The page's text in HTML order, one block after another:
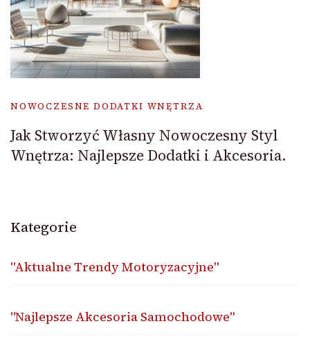
NOWOCZESNE DODATKI WNĘTRZA
Jak Stworzyć Własny Nowoczesny Styl
Wnętrza: Najlepsze Dodatki i Akcesoria.
Kategorie
"Aktualne Trendy Motoryzacyjne"
"Najlepsze Akcesoria Samochodowe"